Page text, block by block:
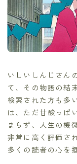
いしいしんじさん
て、その物語の結
検索された方も多
は、ただ甘酸っぱ
まらず、人生の機
非常に高く評価さ
多くの読者の心を